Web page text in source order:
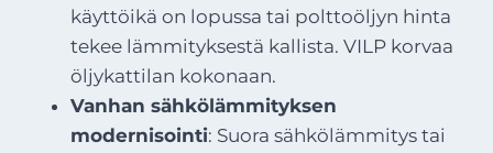
käyttöikä on lopussa tai polttoöljyn hinta
tekee lämmityksestä kallista. VILP korvaa
öljykattilan kokonaan.
Vanhan sähkölämmityksen
modernisointi: Suora sähkölämmitys tai